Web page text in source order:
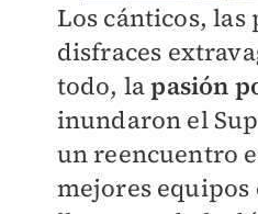
Los cánticos, las
disfraces
todo, lapasión
inundaron el
un reencuentro
mejores equipos